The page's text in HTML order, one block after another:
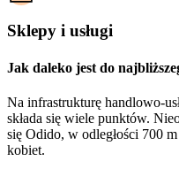
Sklepy i usługi
Jak daleko jest do
Na infrastrukturę handlowo-
składa się wiele punktów.
się Odido, w odległości 700
kobiet.